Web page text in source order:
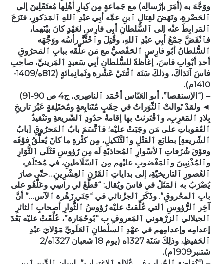
ووَجَّهَ به (أمَرَ بإرْسالِه) مع جَماعةٍ مِن كِبارِ أهْلِها مُعتَقَلِينَ إلى
ٱلحَضْرةِ، ونَهَضَ لقِتالِ ٱبنِ عمِّه أبِي عبْدِ ٱللهِ ٱلمَذكورِ، فنَزَعَ
ٱلمَرابِطَ عنْه إلى ٱلسُّلطانِ أبِي فارِسٍ لعَهْدٍ كانَ بيْنَهما،
فٱنْفَضَّ جمْعُ أبِي عبْدِ ٱللهِ، وقُتِلَ وٱحْتُزَّ رأسُه ووَجَّهَه
ٱلسُّلطانُ أبُو فارِسٍ ٱلحَفْصيُّ مع مَن علَّقَه ببابِ ٱلمَحرُوقِ
أحدِ أبْوابِ فاسَ، إغاظةً للسُّلطانِ أبِي سَعيدٍ ٱلمَرينيِّ، صاحِبِ
فاسَ آنَذاكَ، وذلكَ سَنَة ٱثْنتَيْ عَشْرة وثَمانِمائةٍ (812ه/1409-
1410م).
– (“الإستقصا”، أبو العَبّاس أحْمَد ٱلناصِري، ج4 ص 90-91)
◄ ولقدْ تَوالتْ ٱلثّوَراتُ في حِقَبٍ مُتَتابِعةٍ ومُختَلِفةٍ عَبْرَ تاريخِ
بِلادِ ٱلمَغرِبِ، وٱقْتَرنَتْ بها إقامةُ حدُودِ ٱلشّريعةِ وتنْفيذُ
ٱلعُقوباتِ على مَن وجَبَتْ عليْه؛ فٱتَّسَمَ بابُ ٱلمَحرُوقِ [بابُ
ٱلشّريعةِ] بطابَع ٱلقتْلِ وٱلتَّنْكيلِ، مِن كثْرةِ ما كانَ يُعلَّقُ فوْقَه
وفوْقَ شُرُفاتِ ٱلأسْوارِ ٱلمُحاذيّةِ لَه مِن رُؤوسِ قَتْلَى ٱلثُّوَارِ
وٱلمُذْنِبِينَ وٱلمَغْضوبِ عليْهم مِن ٱلسّلَاطينِ، في مُختَلَفِ
ٱلعُصورِ ٱلتاريخيّةِ، إلى بداياتِ ٱلقَرْنِ ٱلعِشْرِينِ…حتّى صارَ
يُضْرَبُ به ٱلمَثَلُ في فاسَ ويُقال: “قطِّعْ لي راسِي وعَلّْقُو على
بابِ ٱلمحْروقِ”. وذَكَرَ ٱلجزْنائي في “جَنَي زَهْرة ٱلآس…” أنَّ
آخِر ٱلرُّؤوسِ ٱلتي عُلِّقتْ عليْه رُؤوسُ ٱلثُّوارِ أصحابِ ٱلثائرِ
ٱلجيلالي ٱلزرْهوني ٱلمَعروفِ ب “بُوحْمَارة”، عُلِّقَتْ عليْه بَعْدَ
إعدامِه وإعدامِهم في عهْدِ ٱلسلْطانِ ٱلعَلَويِّ مَوْلايَ عبْدِ
ٱلحَفيظِ، وذلِكَ سَنَة 1327ه (يوم 18 شعبان 1327ه/2
شتنبر1909م).